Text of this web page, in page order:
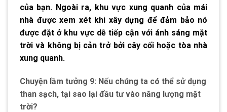
của bạn. Ngoài ra, khu vực xung quanh của mái
nhà được xem xét khi xây dựng để đảm bảo nó
được đặt ở khu vực dễ tiếp cận với ánh sáng mặt
trời và không bị cản trở bởi cây cối hoặc tòa nhà
xung quanh.
Chuyện lầm tưởng 9: Nếu chúng ta có thể sử dụng
than sạch, tại sao lại đầu tư vào năng lượng mặt
trời?